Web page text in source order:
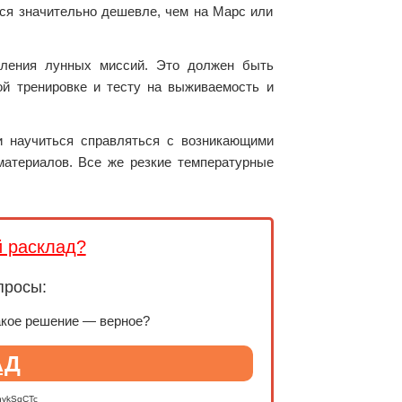
значительно дешевле, чем на Марс или
лунных миссий. Это должен быть
и тесту на выживаемость и
справляться с возникающими
Все же резкие температурные
расклад?
решение — верное?